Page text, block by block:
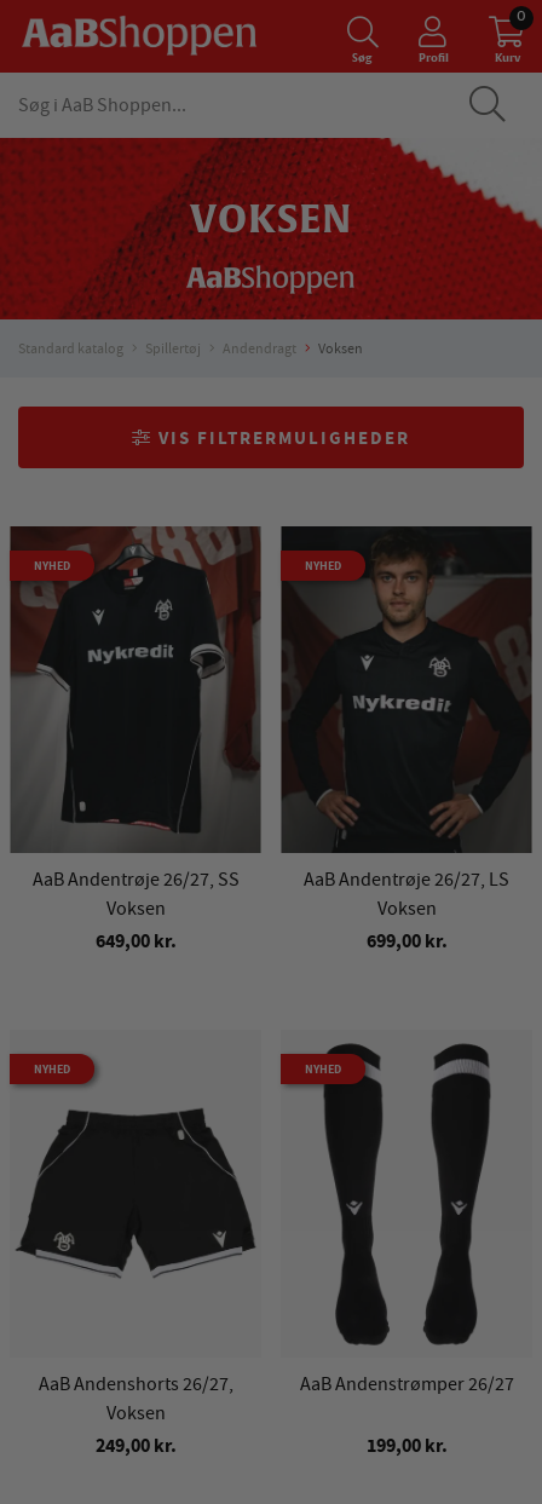
Søg Profil Kurv
0
VOKSEN
Standard katalog Spillertøj Andendragt Voksen
VIS FILTRERMULIGHEDER
NYHED
AaB Andentrøje 26/27, SS
Voksen
649,00 kr.
NYHED
AaB Andentrøje 26/27, LS
Voksen
699,00 kr.
NYHED
AaB Andenshorts 26/27,
Voksen
249,00 kr.
NYHED
AaB Andenstrømper 26/27
199,00 kr.